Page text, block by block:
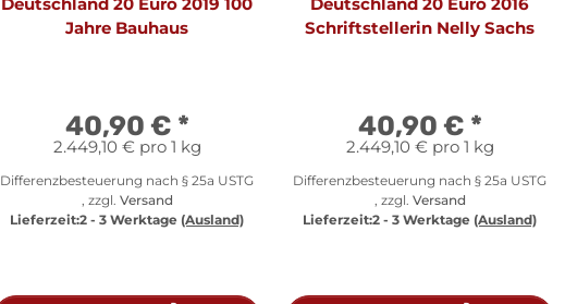
Jahre Bauhaus
40,90 € *
2.449,10 € pro 1 kg
Differenzbesteuerung nach § 25a USTG
, zzgl. Versand
Lieferzeit:2 - 3 Werktage (Ausland)
Schriftstellerin Nelly Sachs
40,90 € *
2.449,10 € pro 1 kg
Differenzbesteuerung nach § 25a USTG
, zzgl. Versand
Lieferzeit:2 - 3 Werktage (Ausland)